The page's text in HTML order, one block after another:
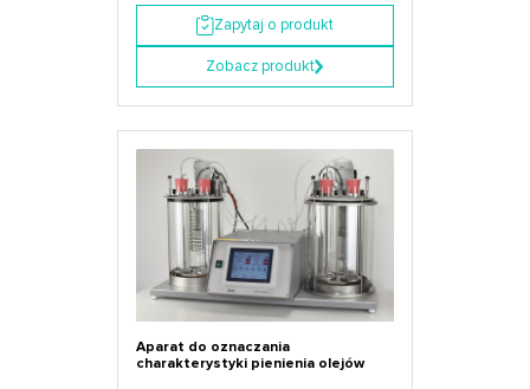
Zapytaj o produkt
Zobacz produkt
Aparat do oznaczania
charakterystyki pienienia olejów